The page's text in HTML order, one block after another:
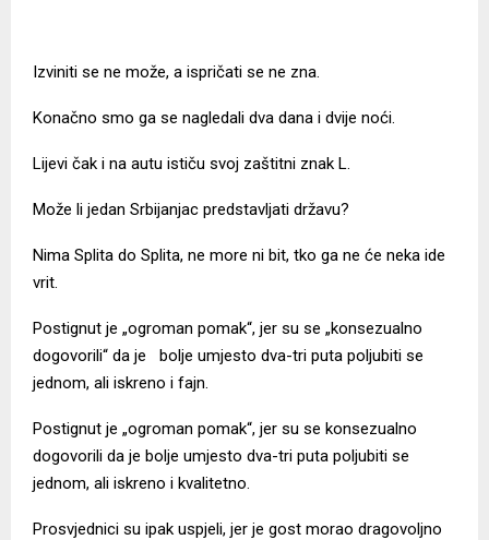
Izviniti se ne može, a ispričati se ne zna.
Konačno smo ga se nagledali dva dana i dvije noći.
Lijevi čak i na autu ističu svoj zaštitni znak L.
Može li jedan Srbijanjac predstavljati državu?
Nima Splita do Splita, ne more ni bit, tko ga ne će neka ide
vrit.
Postignut je „ogroman pomak“, jer su se „konsezualno
dogovorili“ da je bolje umjesto dva-tri puta poljubiti se
jednom, ali iskreno i fajn.
Postignut je „ogroman pomak“, jer su se konsezualno
dogovorili da je bolje umjesto dva-tri puta poljubiti se
jednom, ali iskreno i kvalitetno.
Prosvjednici su ipak uspjeli, jer je gost morao dragovoljno